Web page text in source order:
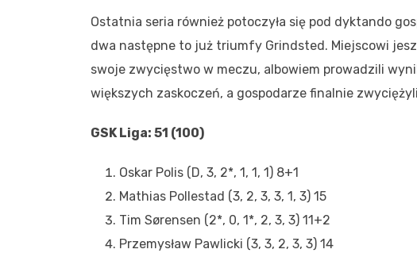
Ostatnia seria również potoczyła się pod dyktando
dwa następne to już triumfy Grindsted. Miejscowi
swoje zwycięstwo w meczu, albowiem prowadzili
większych zaskoczeń, a gospodarze finalnie
GSK Liga: 51 (100)
Oskar Polis (D, 3, 2*, 1, 1, 1) 8+1
Mathias Pollestad (3, 2, 3, 3, 1, 3) 15
Tim Sørensen (2*, 0, 1*, 2, 3, 3) 11+2
Przemysław Pawlicki (3, 3, 2, 3, 3) 14